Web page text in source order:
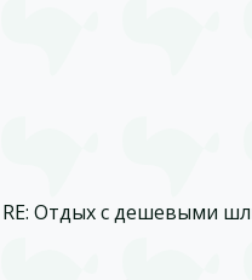
RE: Отдых с дешевыми